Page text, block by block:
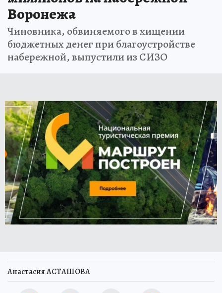
Воронежа
Чиновника, обвиняемого в хищении
бюджетных денег при благоустройстве
набережной, выпустили из СИЗО
Анастасия АСТАШОВА